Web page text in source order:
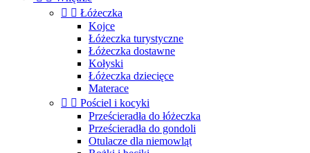
  Łóżeczka
Kojce
Łóżeczka turystyczne
Łóżeczka dostawne
Kołyski
Łóżeczka dziecięce
Materace
  Pościel i kocyki
Prześcieradła do łóżeczka
Prześcieradła do gondoli
Otulacze dla niemowląt